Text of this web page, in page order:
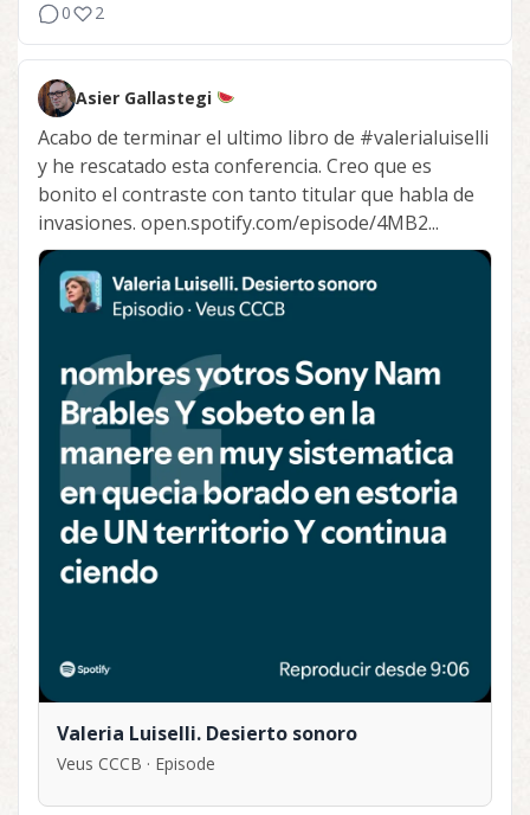
0
2
Asier Gallastegi
Acabo de terminar el ultimo libro de #valerialuiselli
y he rescatado esta conferencia. Creo que es
bonito el contraste con tanto titular que habla de
invasiones. open.spotify.com/episode/4MB2...
Valeria Luiselli. Desierto sonoro
Veus CCCB · Episode